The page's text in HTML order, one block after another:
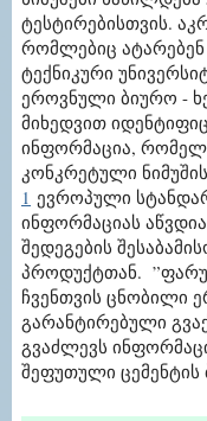
ტესტირებისთვის.
რომლებიც
ტექნიკური
ეროვნული ბიურო -
მიხედვით
ინფორმაცია,
კონკრეტული
1 ევროპული
ინფორმაციას
შედეგების
პროდუქტთან.
ჩვენთვის ცნობილი
გარანტირებული
გვაძლევს
შეფუთული ცემენტის